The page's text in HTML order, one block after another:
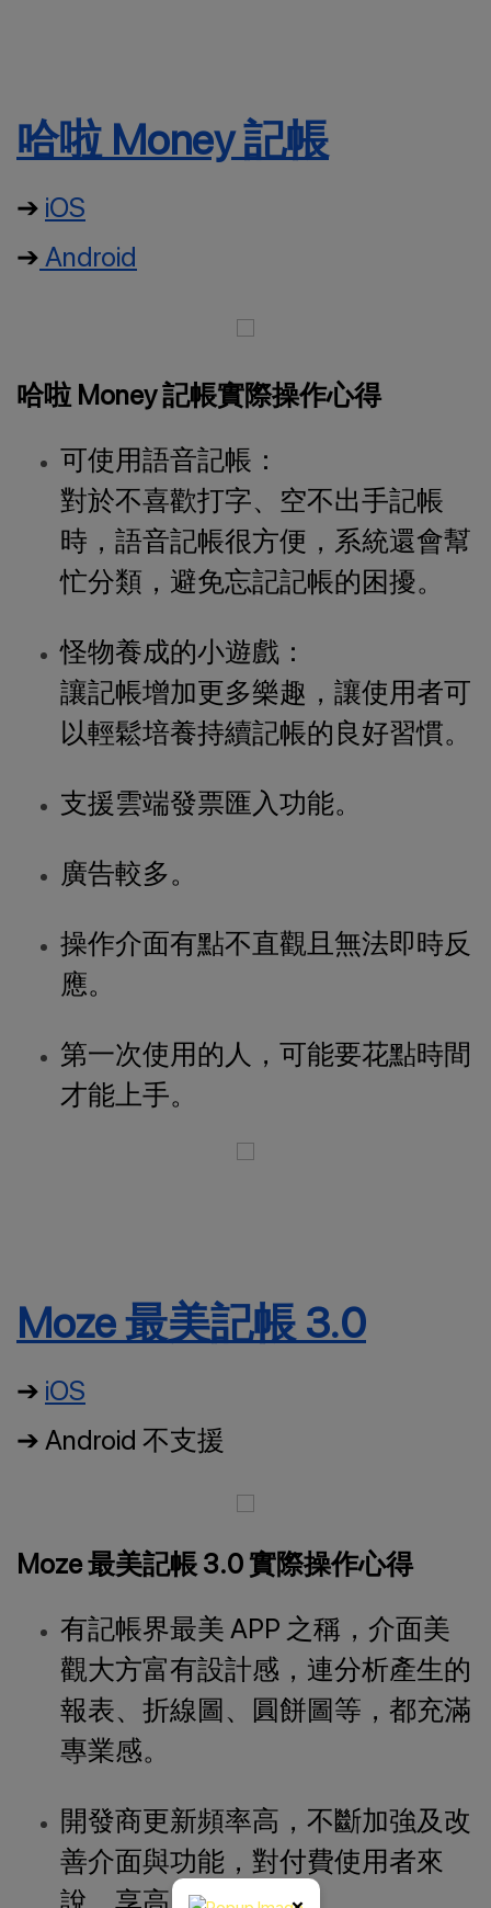
哈啦 Money 記帳
➔ iOS
➔ Android
哈啦 Money 記帳實際操作心得
可使用語音記帳：
對於不喜歡打字、空不出手記帳
時，語音記帳很方便，系統還會幫
忙分類，避免忘記記帳的困擾。
怪物養成的小遊戲：
讓記帳增加更多樂趣，讓使用者可
以輕鬆培養持續記帳的良好習慣。
支援雲端發票匯入功能。
廣告較多。
操作介面有點不直觀且無法即時反
應。
第一次使用的人，可能要花點時間
才能上手。
Moze 最美記帳 3.0
➔ iOS
➔ Android 不支援
Moze 最美記帳 3.0 實際操作心得
有記帳界最美 APP 之稱，介面美
觀大方富有設計感，連分析產生的
報表、折線圖、圓餅圖等，都充滿
專業感。
開發商更新頻率高，不斷加強及改
善介面與功能，對付費使用者來
說，享高 CP 值。